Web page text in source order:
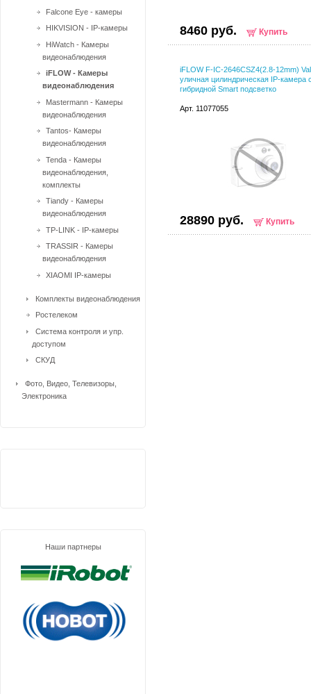
8460 руб. Купить
iFLOW F-IC-2646CSZ4(2.8-12mm)
уличная цилиндрическая IP-камера
гибридной Smart подсветко
Арт. 11077055
28890 руб. Купить
Falcone Eye - камеры
HIKVISION - IP-камеры
HiWatch - Камеры
видеонаблюдения
iFLOW - Камеры
видеонаблюдения
Mastermann - Камеры
видеонаблюдения
Tantos- Камеры
видеонаблюдения
Tenda - Камеры
видеонаблюдения,
комплекты
Tiandy - Камеры
видеонаблюдения
TP-LINK - IP-камеры
TRASSIR - Камеры
видеонаблюдения
XIAOMI IP-камеры
Комплекты видеонаблюдения
Ростелеком
Система контроля и упр.
доступом
СКУД
Фото, Видео, Телевизоры,
Электроника
Наши партнеры